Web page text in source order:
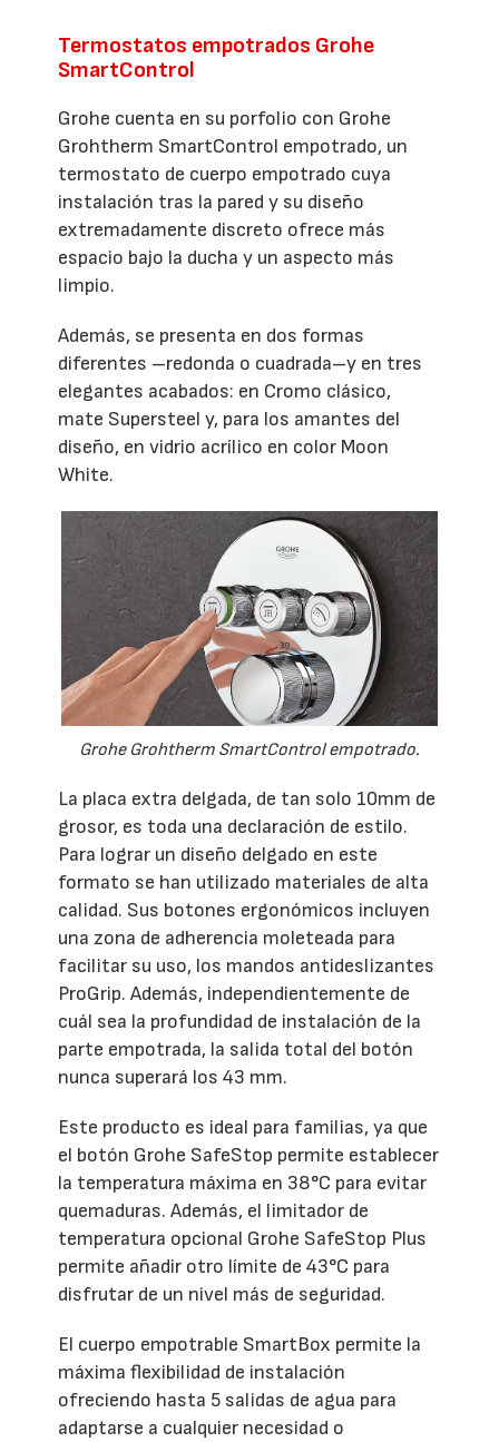
Termostatos empotrados Grohe
SmartControl
Grohe cuenta en su porfolio con Grohe
Grohtherm SmartControl empotrado, un
termostato de cuerpo empotrado cuya
instalación tras la pared y su diseño
extremadamente discreto ofrece más
espacio bajo la ducha y un aspecto más
limpio.
Además, se presenta en dos formas
diferentes –redonda o cuadrada–y en tres
elegantes acabados: en Cromo clásico,
mate Supersteel y, para los amantes del
diseño, en vidrio acrílico en color Moon
White.
Grohe Grohtherm SmartControl empotrado.
La placa extra delgada, de tan solo 10mm de
grosor, es toda una declaración de estilo.
Para lograr un diseño delgado en este
formato se han utilizado materiales de alta
calidad. Sus botones ergonómicos incluyen
una zona de adherencia moleteada para
facilitar su uso, los mandos antideslizantes
ProGrip. Además, independientemente de
cuál sea la profundidad de instalación de la
parte empotrada, la salida total del botón
nunca superará los 43 mm.
Este producto es ideal para familias, ya que
el botón Grohe SafeStop permite establecer
la temperatura máxima en 38°C para evitar
quemaduras. Además, el limitador de
temperatura opcional Grohe SafeStop Plus
permite añadir otro límite de 43°C para
disfrutar de un nivel más de seguridad.
El cuerpo empotrable SmartBox permite la
máxima flexibilidad de instalación
ofreciendo hasta 5 salidas de agua para
adaptarse a cualquier necesidad o